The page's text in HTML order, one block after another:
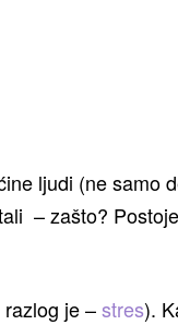
ljudi (ne samo
– zašto?
je –stres).